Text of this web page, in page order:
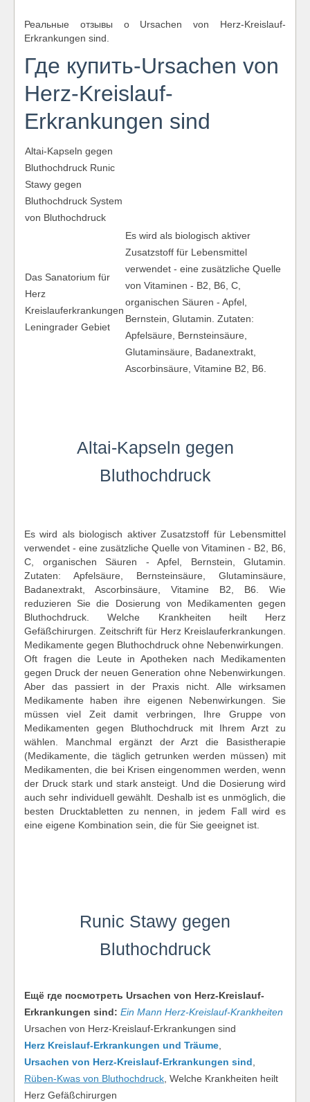
Реальные отзывы о Ursachen von Herz-Kreislauf-
Erkrankungen sind.
Где купить-Ursachen von
Herz-Kreislauf-
Erkrankungen sind
Altai-Kapseln gegen
Bluthochdruck Runic
Stawy gegen
Bluthochdruck System
von Bluthochdruck
Das Sanatorium für
Herz
Kreislauferkrankungen
Leningrader Gebiet
Es wird als biologisch aktiver
Zusatzstoff für Lebensmittel
verwendet - eine zusätzliche Quelle
von Vitaminen - B2, B6, C,
organischen Säuren - Apfel,
Bernstein, Glutamin. Zutaten:
Apfelsäure, Bernsteinsäure,
Glutaminsäure, Badanextrakt,
Ascorbinsäure, Vitamine B2, B6.
Altai-Kapseln gegen
Bluthochdruck
Es wird als biologisch aktiver Zusatzstoff für Lebensmittel
verwendet - eine zusätzliche Quelle von Vitaminen - B2, B6,
C, organischen Säuren - Apfel, Bernstein, Glutamin.
Zutaten: Apfelsäure, Bernsteinsäure, Glutaminsäure,
Badanextrakt, Ascorbinsäure, Vitamine B2, B6. Wie
reduzieren Sie die Dosierung von Medikamenten gegen
Bluthochdruck. Welche Krankheiten heilt Herz
Gefäßchirurgen. Zeitschrift für Herz Kreislauferkrankungen.
Medikamente gegen Bluthochdruck ohne Nebenwirkungen.
Oft fragen die Leute in Apotheken nach Medikamenten
gegen Druck der neuen Generation ohne Nebenwirkungen.
Aber das passiert in der Praxis nicht. Alle wirksamen
Medikamente haben ihre eigenen Nebenwirkungen. Sie
müssen viel Zeit damit verbringen, Ihre Gruppe von
Medikamenten gegen Bluthochdruck mit Ihrem Arzt zu
wählen. Manchmal ergänzt der Arzt die Basistherapie
(Medikamente, die täglich getrunken werden müssen) mit
Medikamenten, die bei Krisen eingenommen werden, wenn
der Druck stark und stark ansteigt. Und die Dosierung wird
auch sehr individuell gewählt. Deshalb ist es unmöglich, die
besten Drucktabletten zu nennen, in jedem Fall wird es
eine eigene Kombination sein, die für Sie geeignet ist.
Runic Stawy gegen
Bluthochdruck
Ещё где посмотреть Ursachen von Herz-Kreislauf-
Erkrankungen sind: Ein Mann Herz-Kreislauf-Krankheiten
Ursachen von Herz-Kreislauf-Erkrankungen sind
Herz Kreislauf-Erkrankungen und Träume,
Ursachen von Herz-Kreislauf-Erkrankungen sind,
Rüben-Kwas von Bluthochdruck, Welche Krankheiten heilt
Herz Gefäßchirurgen